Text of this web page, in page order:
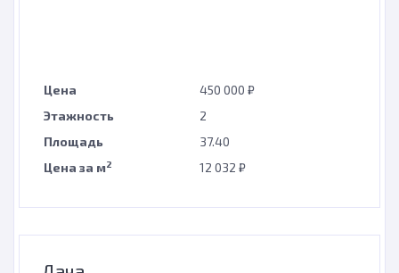
Цена
450 000 ₽
Этажность
2
Площадь
37.40
Цена за м2 12 032 ₽